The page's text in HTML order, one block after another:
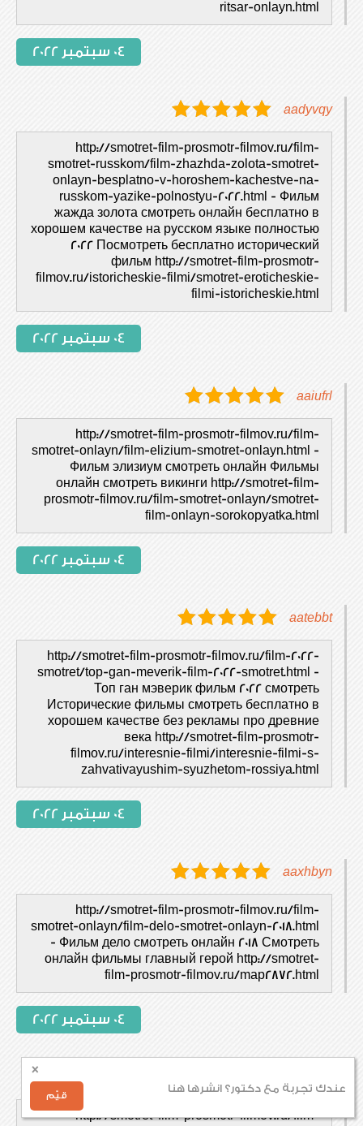
×
قيّم
عندك تجربة مع دكتور؟ انشرها هنا
ritsar-onlayn.html
04 سبتمبر 2022
aadyvqy
http://smotret-film-prosmotr-filmov.ru/film-
smotret-russkom/film-zhazhda-zolota-smotret-
onlayn-besplatno-v-horoshem-kachestve-na-
russkom-yazike-polnostyu-2022.html - Фильм
жажда золота смотреть онлайн бесплатно в
хорошем качестве на русском языке полностью
2022 Посмотреть бесплатно исторический
фильм http://smotret-film-prosmotr-
filmov.ru/istoricheskie-filmi/smotret-eroticheskie-
filmi-istoricheskie.html
04 سبتمبر 2022
aaiufrl
http://smotret-film-prosmotr-filmov.ru/film-
smotret-onlayn/film-elizium-smotret-onlayn.html -
Фильм элизиум смотреть онлайн Фильмы
онлайн смотреть викинги http://smotret-film-
prosmotr-filmov.ru/film-smotret-onlayn/smotret-
film-onlayn-sorokopyatka.html
04 سبتمبر 2022
aatebbt
http://smotret-film-prosmotr-filmov.ru/film-2022-
smotret/top-gan-meverik-film-2022-smotret.html -
Топ ган мэверик фильм 2022 смотреть
Исторические фильмы смотреть бесплатно в
хорошем качестве без рекламы про древние
века http://smotret-film-prosmotr-
filmov.ru/interesnie-filmi/interesnie-filmi-s-
zahvativayushim-syuzhetom-rossiya.html
04 سبتمبر 2022
aaxhbyn
http://smotret-film-prosmotr-filmov.ru/film-
smotret-onlayn/film-delo-smotret-onlayn-2018.html
- Фильм дело смотреть онлайн 2018 Смотреть
онлайн фильмы главный герой http://smotret-
film-prosmotr-filmov.ru/map2872.html
04 سبتمبر 2022
http://smotret-film-prosmotr-filmov.ru/film-